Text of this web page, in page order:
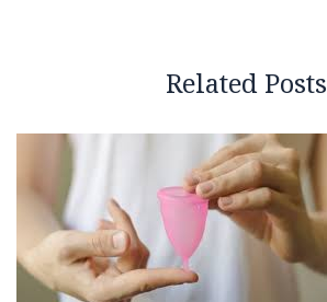
Related Posts